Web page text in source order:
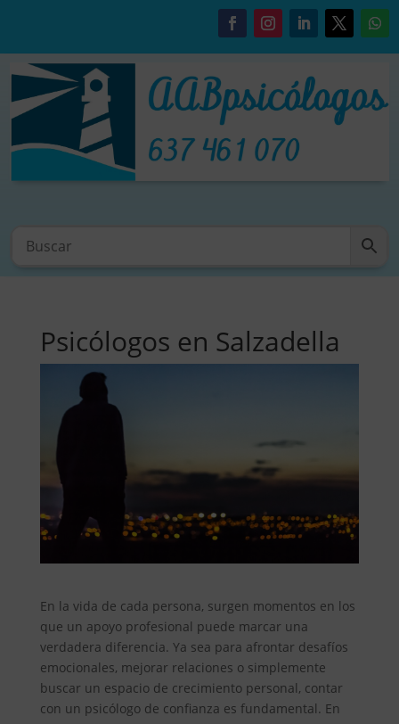
Psicólogos en Salzadella
En la vida de cada persona, surgen momentos en los
que un apoyo profesional puede marcar una
verdadera diferencia. Ya sea para afrontar desafíos
emocionales, mejorar relaciones o simplemente
buscar un espacio de crecimiento personal, contar
con un psicólogo de confianza es fundamental. En